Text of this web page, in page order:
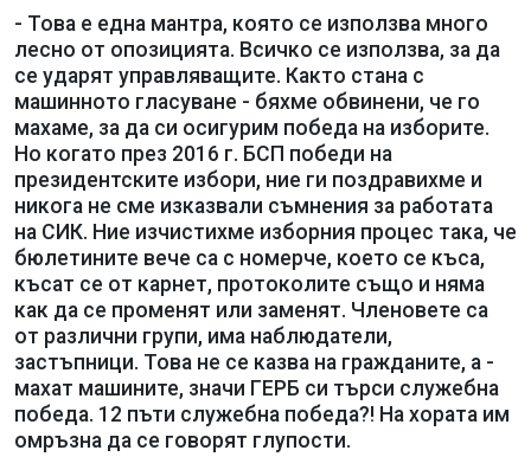
- Това е една мантра, която се използва много
лесно от опозицията. Всичко се използва, за да
се ударят управляващите. Както стана с
машинното гласуване - бяхме обвинени, че го
махаме, за да си осигурим победа на изборите.
Но когато през 2016 г. БСП победи на
президентските избори, ние ги поздравихме и
никога не сме изказвали съмнения за работата
на СИК. Ние изчистихме изборния процес така, че
бюлетините вече са с номерче, което се къса,
късат се от карнет, протоколите също и няма
как да се променят или заменят. Членовете са
от различни групи, има наблюдатели,
застъпници. Това не се казва на гражданите, а -
махат машините, значи ГЕРБ си търси служебна
победа. 12 пъти служебна победа?! На хората им
омръзна да се говорят глупости.